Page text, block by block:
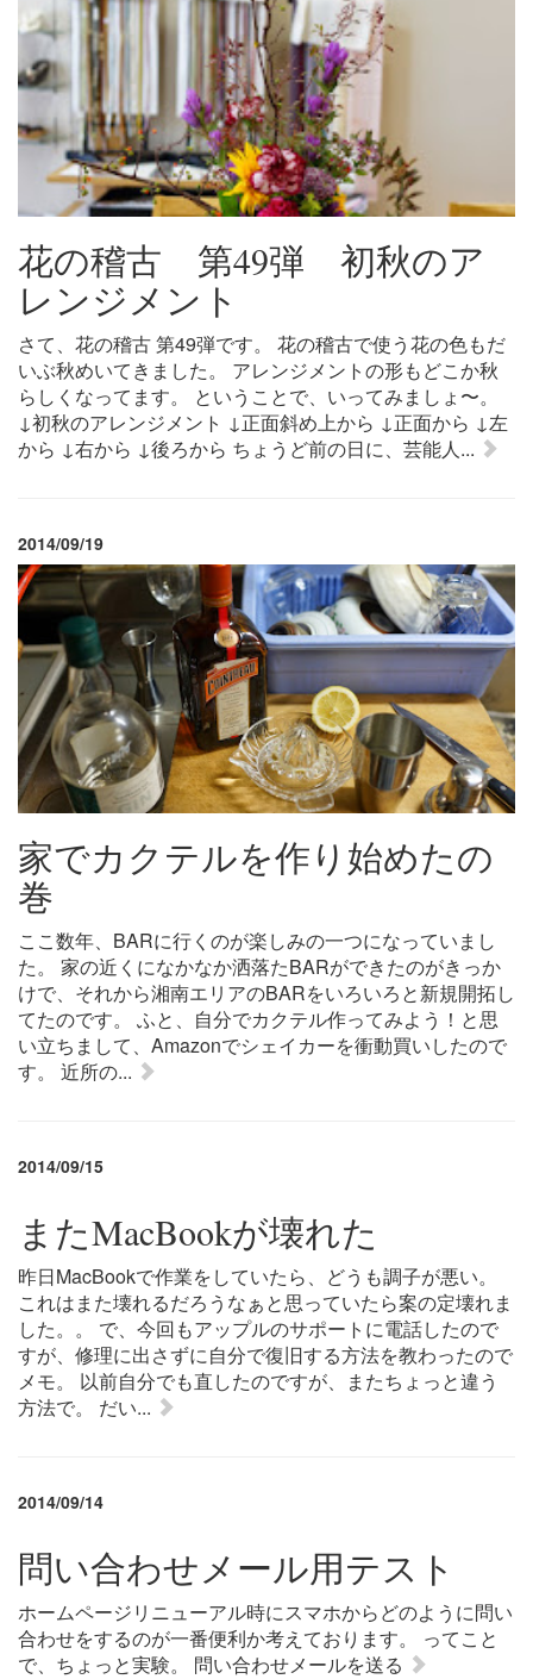
花の稽古 第49弾 初秋のア
レンジメント
さて、花の稽古 第49弾です。 花の稽古で使う花の色もだ
いぶ秋めいてきました。 アレンジメントの形もどこか秋
らしくなってます。 ということで、いってみましょ〜。
↓初秋のアレンジメント ↓正面斜め上から ↓正面から ↓左
から ↓右から ↓後ろから ちょうど前の日に、芸能人...
2014/09/19
家でカクテルを作り始めたの
巻
ここ数年、BARに行くのが楽しみの一つになっていまし
た。 家の近くになかなか洒落たBARができたのがきっか
けで、それから湘南エリアのBARをいろいろと新規開拓し
てたのです。 ふと、自分でカクテル作ってみよう！と思
い立ちまして、Amazonでシェイカーを衝動買いしたので
す。 近所の...
2014/09/15
またMacBookが壊れた
昨日MacBookで作業をしていたら、どうも調子が悪い。
これはまた壊れるだろうなぁと思っていたら案の定壊れま
した。。 で、今回もアップルのサポートに電話したので
すが、修理に出さずに自分で復旧する方法を教わったので
メモ。 以前自分でも直したのですが、またちょっと違う
方法で。 だい...
2014/09/14
問い合わせメール用テスト
ホームページリニューアル時にスマホからどのように問い
合わせをするのが一番便利か考えております。 ってこと
で、ちょっと実験。 問い合わせメールを送る